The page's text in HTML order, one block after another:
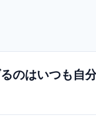
のはいつも自分